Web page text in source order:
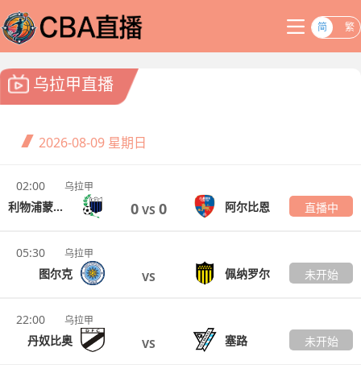
简 繁
乌拉甲直播
2026-08-09 星期日
02:00 乌拉甲
利物浦蒙特维多 0 VS 0 阿尔比恩 直播中
05:30 乌拉甲
图尔克 VS 佩纳罗尔 未开始
22:00 乌拉甲
丹奴比奥 VS 塞路 未开始